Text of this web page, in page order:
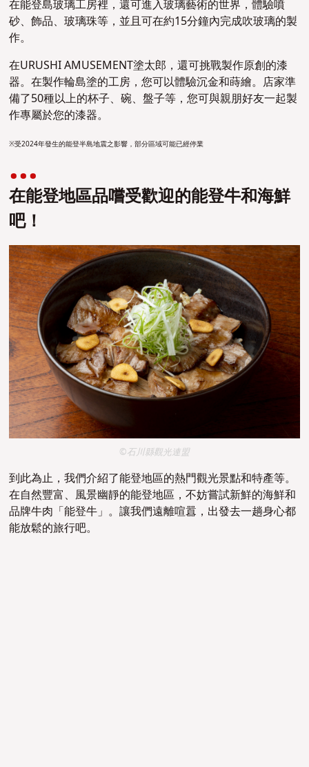
在能登島玻璃工房裡 ，還可進入玻璃藝術的世界，體驗噴
砂、飾品、玻璃珠等，並且可在約15分鐘內完成吹玻璃的製
作。
在URUSHI AMUSEMENT塗太郎，還可挑戰製作原創的漆
器。在製作輪島塗的工房，您可以體驗沉金和蒔繪。店家準
備了50種以上的杯子、碗、盤子等，您可與親朋好友一起製
作專屬於您的漆器。
※受2024年發生的能登半島地震之影響，部分區域可能已經停業
在能登地區品嚐受歡迎的能登牛和海鮮
吧！
©石川縣觀光連盟
到此為止，我們介紹了能登地區的熱門觀光景點和特產等。
在自然豐富、風景幽靜的能登地區，不妨嘗試新鮮的海鮮和
品牌牛肉「能登牛」。讓我們遠離喧囂，出發去一趟身心都
能放鬆的旅行吧。